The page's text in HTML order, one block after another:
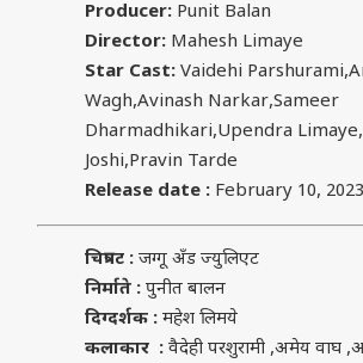
Producer: Punit Balan
Director:Mahesh Limaye
Star Cast:Vaidehi
Wagh,Avinash Narkar,Sameer
Dharmadhikari,Upendra
Joshi,Pravin Tarde
Release date :February 10, 2023
चित्रपट : जग्गू अँड ज्युलिएट
निर्माते : पुनीत बालन
दिग्दर्शक : महेश लिमये
कलाकार : वैदेही परशुरामी ,अमेय वाघ